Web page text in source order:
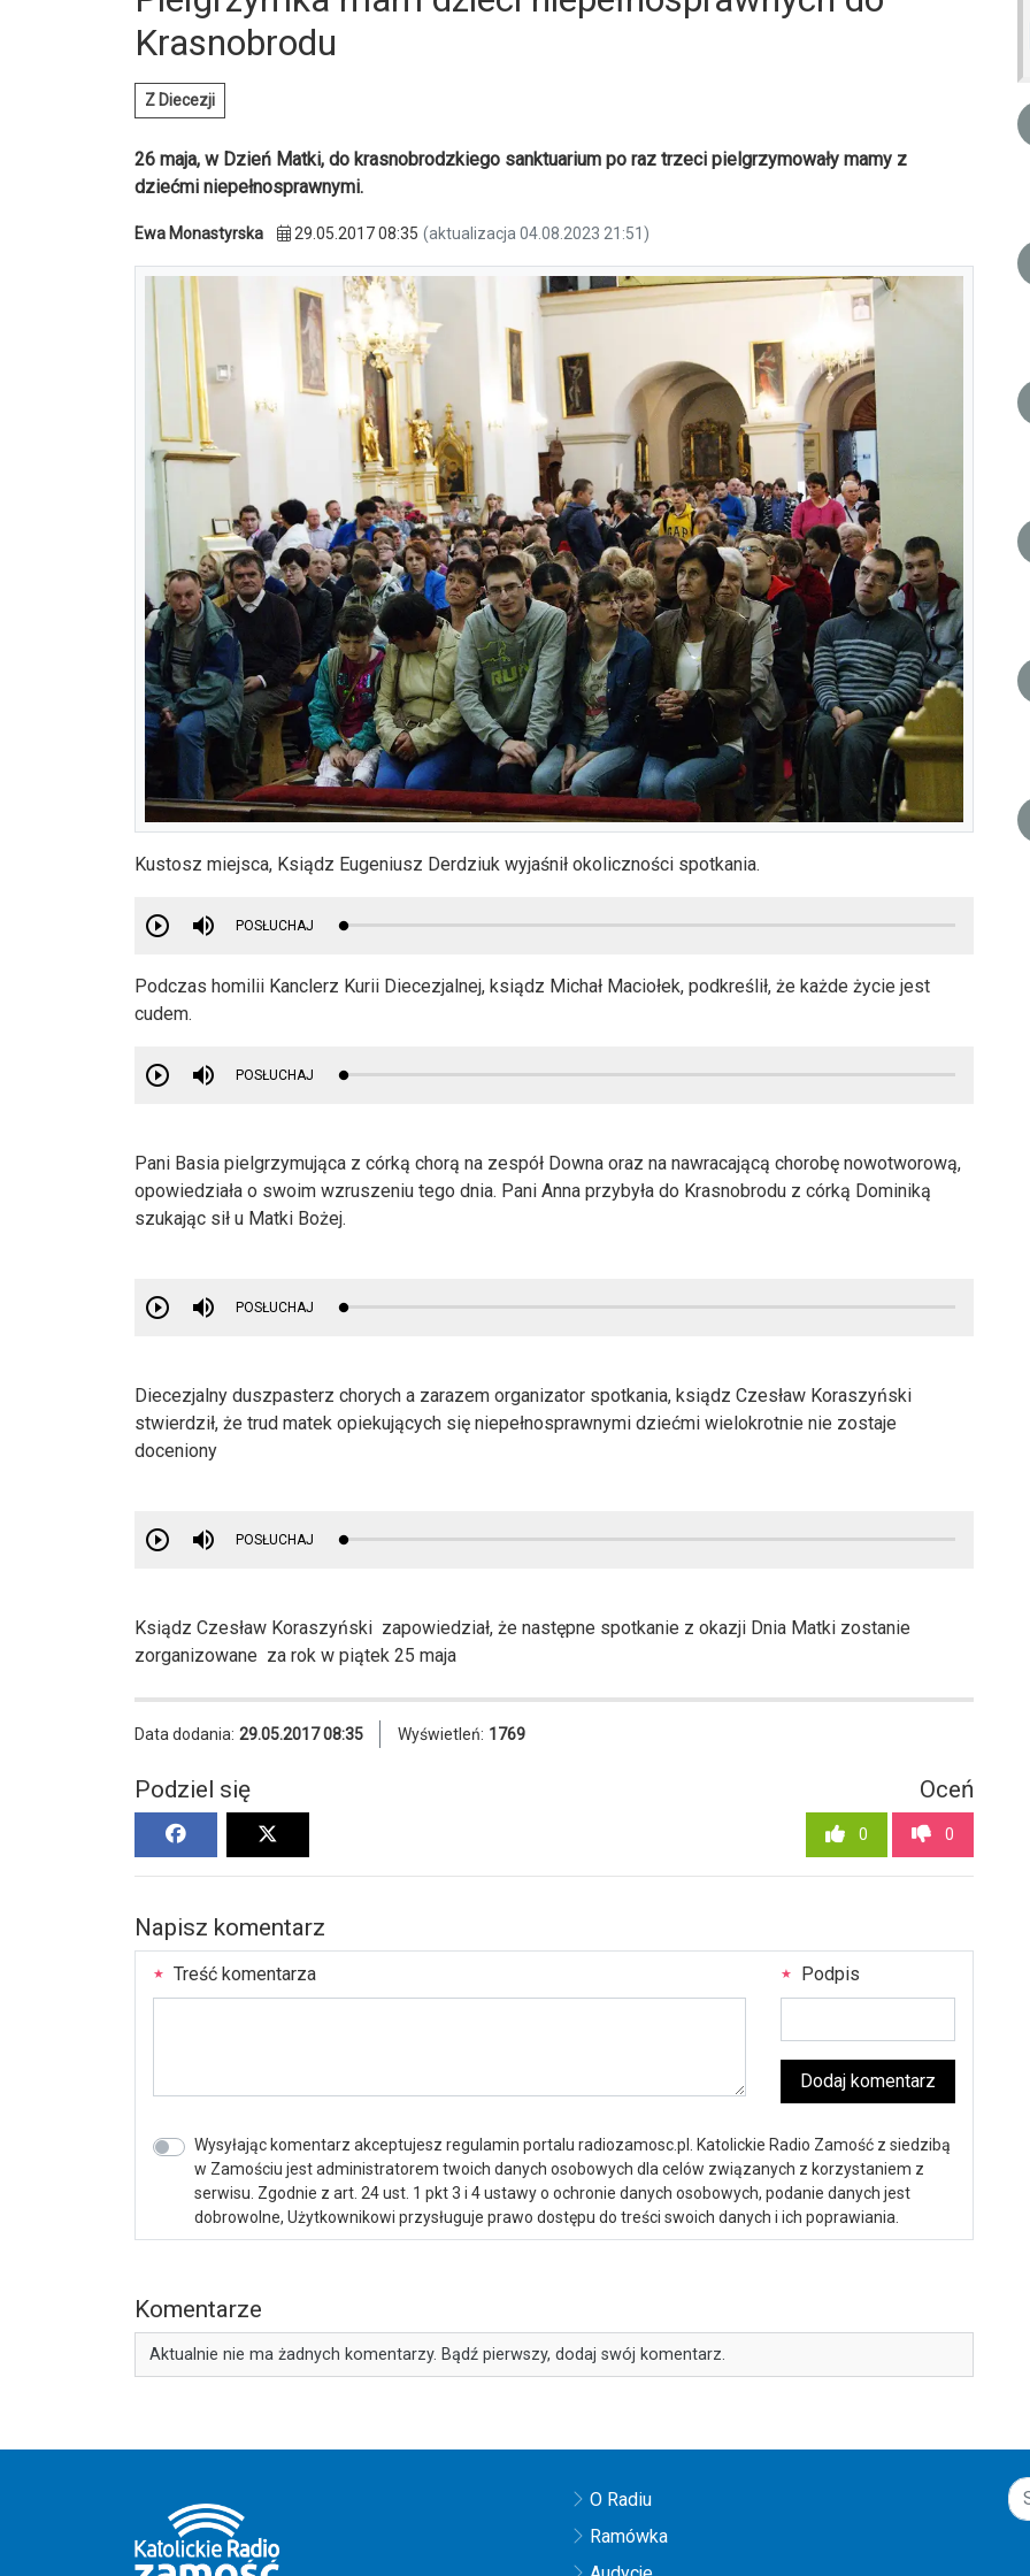
Krasnobrodu
Z Diecezji
26 maja, w Dzień Matki, do krasnobrodzkiego sanktuarium po raz trzeci pielgrzymowały mamy z
dziećmi niepełnosprawnymi.
Ewa Monastyrska 29.05.2017 08:35 (aktualizacja 04.08.2023 21:51)
Kustosz miejsca, Ksiądz Eugeniusz Derdziuk wyjaśnił okoliczności spotkania.
POSŁUCHAJ
Podczas homilii Kanclerz Kurii Diecezjalnej, ksiądz Michał Maciołek, podkreślił, że każde życie jest
cudem.
POSŁUCHAJ
Pani Basia pielgrzymująca z córką chorą na zespół Downa oraz na nawracającą chorobę nowotworową,
opowiedziała o swoim wzruszeniu tego dnia. Pani Anna przybyła do Krasnobrodu z córką Dominiką
szukając sił u Matki Bożej.
POSŁUCHAJ
Diecezjalny duszpasterz chorych a zarazem organizator spotkania, ksiądz Czesław Koraszyński
stwierdził, że trud matek opiekujących się niepełnosprawnymi dziećmi wielokrotnie nie zostaje
doceniony
POSŁUCHAJ
Ksiądz Czesław Koraszyński zapowiedział, że następne spotkanie z okazji Dnia Matki zostanie
zorganizowane za rok w piątek 25 maja
Data dodania: 29.05.2017 08:35 Wyświetleń: 1769
Podziel się Oceń
0 0
Napisz komentarz
Treść komentarza Podpis
Dodaj komentarz
Wysyłając komentarz akceptujesz regulamin portalu radiozamosc.pl. Katolickie Radio Zamość z siedzibą
w Zamościu jest administratorem twoich danych osobowych dla celów związanych z korzystaniem z
serwisu. Zgodnie z art. 24 ust. 1 pkt 3 i 4 ustawy o ochronie danych osobowych, podanie danych jest
dobrowolne, Użytkownikowi przysługuje prawo dostępu do treści swoich danych i ich poprawiania.
Komentarze
Aktualnie nie ma żadnych komentarzy. Bądź pierwszy, dodaj swój komentarz.
O Radiu
Ramówka